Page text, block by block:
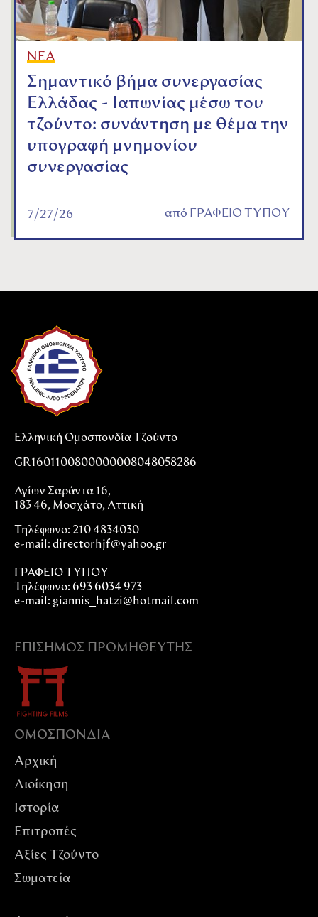
ΝΕΑ
Σημαντικό βήμα συνεργασίας
Ελλάδας - Ιαπωνίας μέσω του
τζούντο: συνάντηση με θέμα την
υπογραφή μνημονίου
συνεργασίας
7/27/26 από ΓΡΑΦΕΙΟ ΤΥΠΟΥ
Ελληνική Ομοσπονδία Τζούντο
GR1601100800000008048058286
Αγίων Σαράντα 16,
183 46, Μοσχάτο, Αττική
Τηλέφωνο: 210 4834030
e-mail: directorhjf@yahoo.gr
ΓΡΑΦΕΙΟ ΤΥΠΟΥ
Τηλέφωνο: 693 6034 973
e-mail: giannis_hatzi@hotmail.com
ΕΠΊΣΗΜΟΣ ΠΡΟΜΗΘΕΥΤΉΣ
ΟΜΟΣΠΟΝΔIΑ
Αρχική
Διοίκηση
Ιστορία
Επιτροπές
Αξίες Tζούντο
Σωματεία